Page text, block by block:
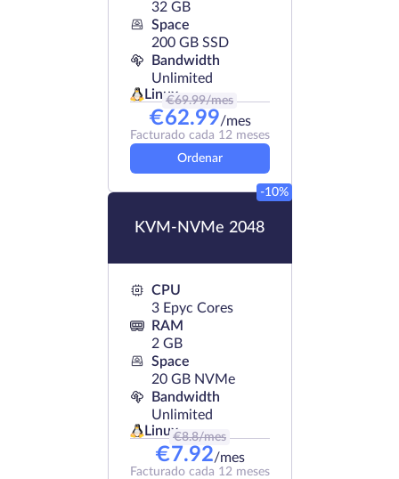
32 GB
Space
200 GB SSD
Bandwidth
Unlimited
Linux
€69.99/mes
€62.99/mes
Facturado cada 12 meses
Ordenar
KVM-NVMe 2048
-10%
CPU
3 Epyc Cores
RAM
2 GB
Space
20 GB NVMe
Bandwidth
Unlimited
Linux€8.8/mes
€7.92/mes
Facturado cada 12 meses